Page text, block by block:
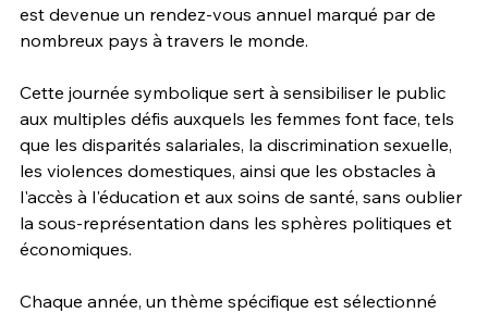
est devenue un rendez-vous annuel marqué par de
nombreux pays à travers le monde.
Cette journée symbolique sert à sensibiliser le public
aux multiples défis auxquels les femmes font face, tels
que les disparités salariales, la discrimination sexuelle,
les violences domestiques, ainsi que les obstacles à
l'accès à l'éducation et aux soins de santé, sans oublier
la sous-représentation dans les sphères politiques et
économiques.
Chaque année, un thème spécifique est sélectionné